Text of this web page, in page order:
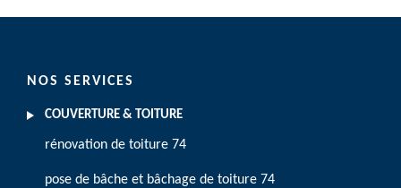
NOS SERVICES
COUVERTURE & TOITURE
rénovation de toiture 74
pose de bâche et bâchage de toiture 74